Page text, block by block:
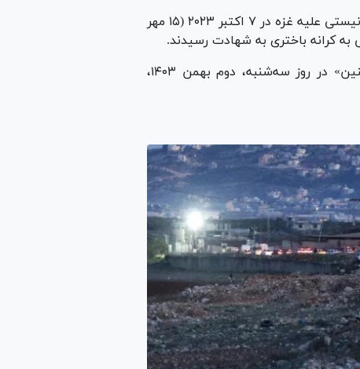
براساس اعلام وزارت بهداشت فلسطین از زمان آغاز جنگ رژیم صهیونیستی علیه غزه در ۷ اکتبر ۲۰۲۳ (۱۵ مهر
براساس گزارش‌ها در دور جدید یورش نظامیان صهیونیست به «جنین» در روز سه‌شنبه، دوم بهمن ۱۴۰۳،